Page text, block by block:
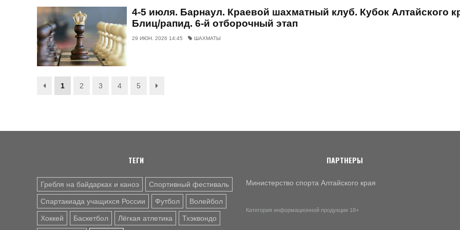
4-5 июля. Барнаул. Краевой шахматный клуб. Кубок Алтайского
Блиц/рапид. 6-й отборочный этап
29 ИЮН. 2026 14:45 ШАХМАТЫ
1 2 3 4 5
ТЕГИ
Гребля на байдарках и каноэ Спортивный фестиваль
Спартакиада учащихся России Футбол Волейбол
Хоккей Баскетбол Лёгкая атлетика Тхэквондо
ПАРТНЕРЫ
Министерство спорта Алтайского края
Категория информационной продукции 18+